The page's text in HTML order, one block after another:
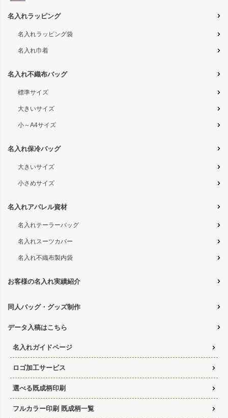
名入れラッピング
名入れラッピング袋
名入れ巾着
名入れ不織布バッグ
標準サイズ
大きいサイズ
小～A4サイズ
名入れ保冷バッグ
大きいサイズ
小さめサイズ
名入れアパレル資材
名入れテーラーバッグ
名入れスーツカバー
名入れ不織布製内袋
お客様の名入れ実績紹介
同人バッグ・グッズ制作
データ入稿はこちら
名入れガイドページ
ロゴ加工サービス
選べる既成柄印刷
フルカラー印刷 既成柄一覧